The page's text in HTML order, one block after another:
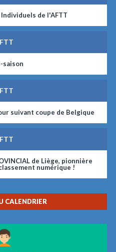
de l'AFTT
saison
suivant coupe de Belgique
de Liège, pionnière
numérique !
CALENDRIER